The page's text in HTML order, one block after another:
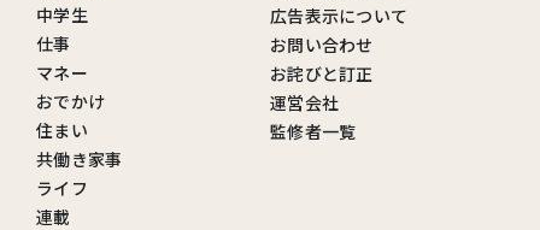
中学生
仕事
マネー
おでかけ
住まい
共働き家事
ライフ
連載
広告表示について
お問い合わせ
お詫びと訂正
運営会社
監修者一覧